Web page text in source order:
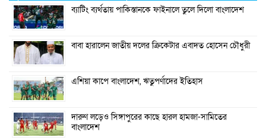
ব্যাটিং ব্যর্থতায় পাকিস্তানকে ফাইনালে তুলে দিলো বাংলাদেশ
বাবা হারালেন জাতীয় দলের ক্রিকেটার এবাদত হোসেন চৌধুরী
এশিয়া কাপে বাংলাদেশ, ঋতুপর্ণাদের ইতিহাস
দারুণ লড়েও সিঙ্গাপুরের কাছে হারল হামজা-সামিতের
বাংলাদেশ